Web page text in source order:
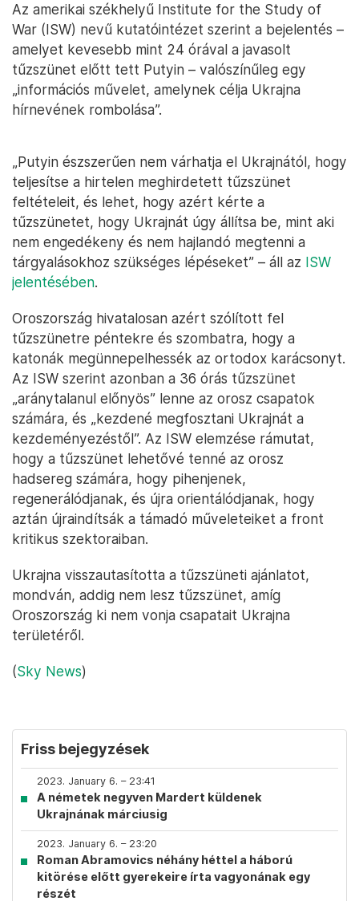
Az amerikai székhelyű Institute for the Study of
War (ISW) nevű kutatóintézet szerint a bejelentés –
amelyet kevesebb mint 24 órával a javasolt
tűzszünet előtt tett Putyin – valószínűleg egy
„információs művelet, amelynek célja Ukrajna
hírnevének rombolása”.
„Putyin észszerűen nem várhatja el Ukrajnától, hogy
teljesítse a hirtelen meghirdetett tűzszünet
feltételeit, és lehet, hogy azért kérte a
tűzszünetet, hogy Ukrajnát úgy állítsa be, mint aki
nem engedékeny és nem hajlandó megtenni a
tárgyalásokhoz szükséges lépéseket” – áll az ISW
jelentésében.
Oroszország hivatalosan azért szólított fel
tűzszünetre péntekre és szombatra, hogy a
katonák megünnepelhessék az ortodox karácsonyt.
Az ISW szerint azonban a 36 órás tűzszünet
„aránytalanul előnyös” lenne az orosz csapatok
számára, és „kezdené megfosztani Ukrajnát a
kezdeményezéstől”. Az ISW elemzése rámutat,
hogy a tűzszünet lehetővé tenné az orosz
hadsereg számára, hogy pihenjenek,
regenerálódjanak, és újra orientálódjanak, hogy
aztán újraindítsák a támadó műveleteiket a front
kritikus szektoraiban.
Ukrajna visszautasította a tűzszüneti ajánlatot,
mondván, addig nem lesz tűzszünet, amíg
Oroszország ki nem vonja csapatait Ukrajna
területéről.
(Sky News)
Friss bejegyzések
2023. January 6. – 23:41
A németek negyven Mardert küldenek
Ukrajnának márciusig
2023. January 6. – 23:20
Roman Abramovics néhány héttel a háború
kitörése előtt gyerekeire írta vagyonának egy
részét